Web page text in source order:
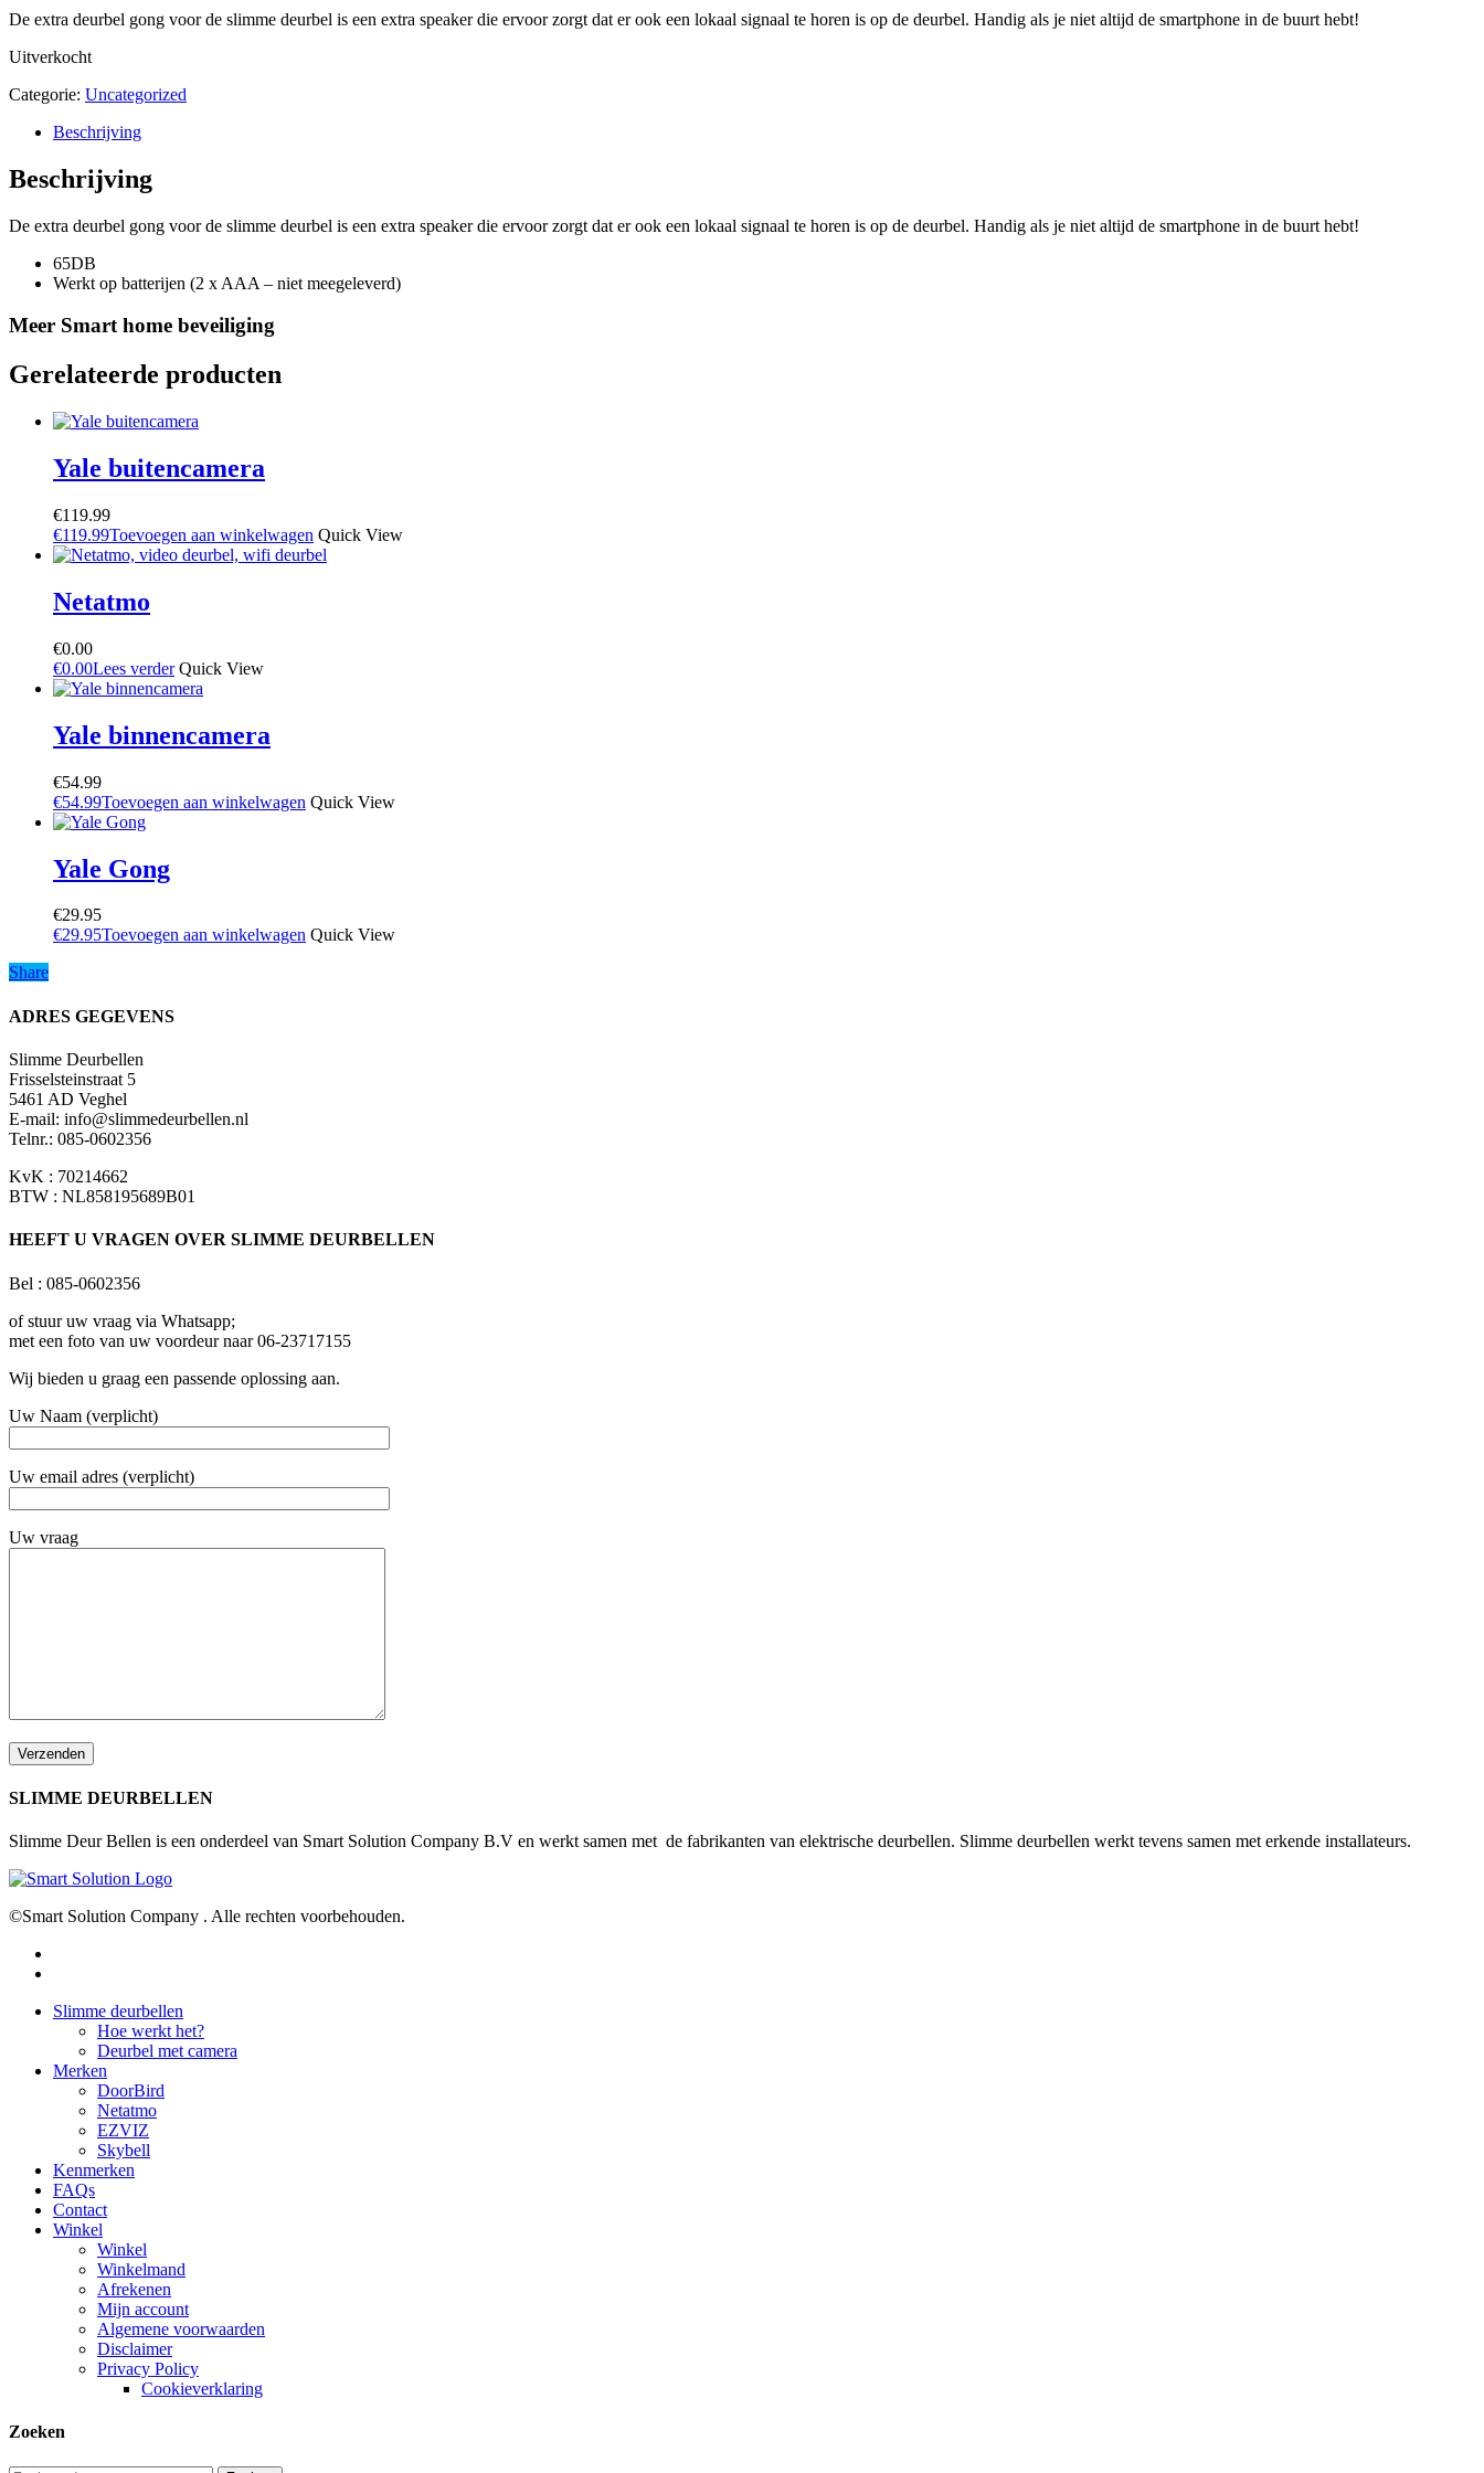
De extra deurbel gong voor de slimme deurbel is een extra speaker die ervoor zorgt dat er ook een lokaal signaal te horen is op de deurbel. Handig als je niet altijd de smartphone in de buurt hebt!
Uitverkocht
Categorie: Uncategorized
Beschrijving
Beschrijving
De extra deurbel gong voor de slimme deurbel is een extra speaker die ervoor zorgt dat er ook een lokaal signaal te horen is op de deurbel. Handig als je niet altijd de smartphone in de buurt hebt!
65DB
Werkt op batterijen (2 x AAA – niet meegeleverd)
Meer Smart home beveiliging
Gerelateerde producten
Yale buitencamera
€119.99
€119.99Toevoegen aan winkelwagen Quick View
Netatmo
€0.00
€0.00Lees verder Quick View
Yale binnencamera
€54.99
€54.99Toevoegen aan winkelwagen Quick View
Yale Gong
€29.95
€29.95Toevoegen aan winkelwagen Quick View
Share
Share
ADRES GEGEVENS
Slimme Deurbellen
Frisselsteinstraat 5
5461 AD Veghel
E-mail: info@slimmedeurbellen.nl
Telnr.: 085-0602356
KvK : 70214662
BTW : NL858195689B01
HEEFT U VRAGEN OVER SLIMME DEURBELLEN
Bel : 085-0602356
of stuur uw vraag via Whatsapp;
met een foto van uw voordeur naar 06-23717155
Wij bieden u graag een passende oplossing aan.
Uw Naam (verplicht)
Uw email adres (verplicht)
Uw vraag
SLIMME DEURBELLEN
Slimme Deur Bellen is een onderdeel van Smart Solution Company B.V en werkt samen met de fabrikanten van elektrische deurbellen. Slimme deurbellen werkt tevens samen met erkende installateurs.
©Smart Solution Company . Alle rechten voorbehouden.
Close
Slimme deurbellen
Hoe werkt het?
Deurbel met camera
Merken
DoorBird
Netatmo
EZVIZ
Skybell
Kenmerken
FAQs
Contact
Winkel
Winkel
Winkelmand
Afrekenen
Mijn account
Algemene voorwaarden
Disclaimer
Privacy Policy
Cookieverklaring
Zoeken